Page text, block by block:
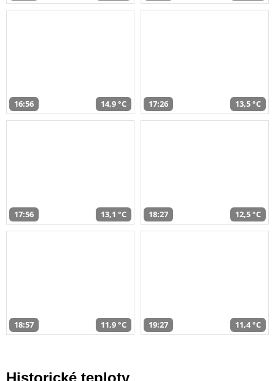
16:56 14,9 °C 17:26 13,5 °C
17:56 13,1 °C 18:27 12,5 °C
18:57 11,9 °C 19:27 11,4 °C